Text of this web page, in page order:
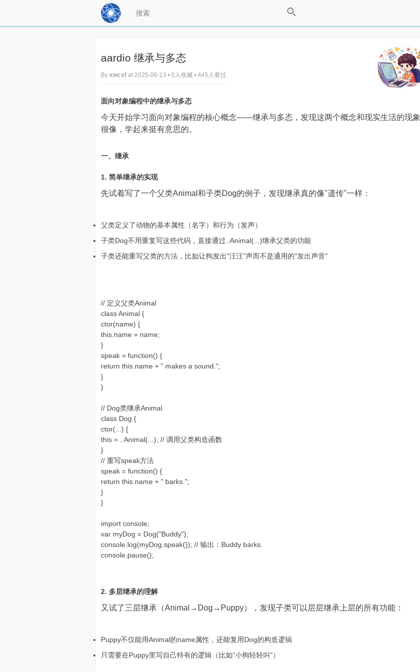
aardio 继承与多态
By xwcxf at 2025-06-13 • 0人收藏 • 445人看过
面向对象编程中的继承与多态
今天开始学习面向对象编程的核心概念——继承与多态，发现这两个概念和现实生活的现象
很像，学起来挺有意思的。
一、继承
1. 简单继承的实现
先试着写了一个父类Animal和子类Dog的例子，发现继承真的像"遗传"一样：
父类定义了动物的基本属性（名字）和行为（发声）
子类Dog不用重复写这些代码，直接通过..Animal(...)继承父类的功能
子类还能重写父类的方法，比如让狗发出"汪汪"声而不是通用的"发出声音"
// 定义父类Animal
class Animal {
ctor(name) {
this.name = name;
}
speak = function() {
return this.name + " makes a sound.";
}
}
// Dog类继承Animal
class Dog {
ctor(...) {
this = ..Animal(...); // 调用父类构造函数
}
// 重写speak方法
speak = function() {
return this.name + " barks.";
}
}
import console;
var myDog = Dog("Buddy");
console.log(myDog.speak()); // 输出：Buddy barks.
console.pause();
2. 多层继承的理解
又试了三层继承（Animal→Dog→Puppy），发现子类可以层层继承上层的所有功能：
Puppy不仅能用Animal的name属性，还能复用Dog的构造逻辑
只需要在Puppy里写自己特有的逻辑（比如"小狗轻轻叫"）